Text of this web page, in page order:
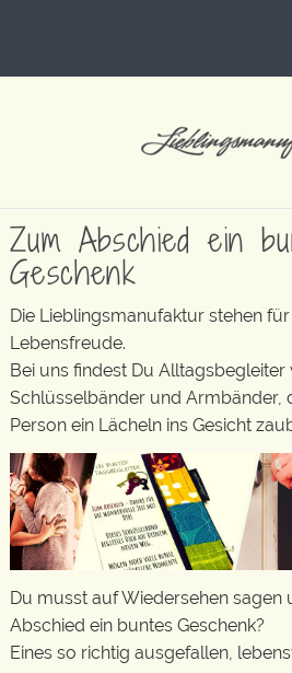
Zum Abschied ein
Geschenk
Die Lieblingsmanufaktur stehen
Lebensfreude.
Bei uns findest Du Alltagsbegleiter
Schlüsselbänder und Armbänder,
Person ein Lächeln ins Gesicht
Du musst auf Wiedersehen sagen
Abschied ein buntes Geschenk?
Eines so richtig ausgefallen,